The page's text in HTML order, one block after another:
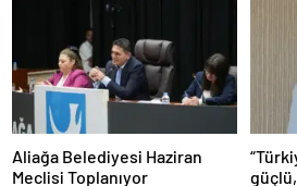
Aliağa Belediyesi Haziran
Meclisi Toplanıyor